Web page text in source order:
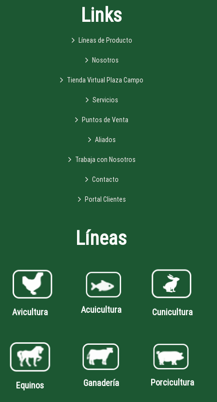
Links
Líneas de Producto
Nosotros
Tienda Virtual Plaza Campo
Servicios
Puntos de Venta
Aliados
Trabaja con Nosotros
Contacto
Portal Clientes
Líneas
Avicultura Acuicultura Cunicultura
Equinos Ganadería Porcicultura